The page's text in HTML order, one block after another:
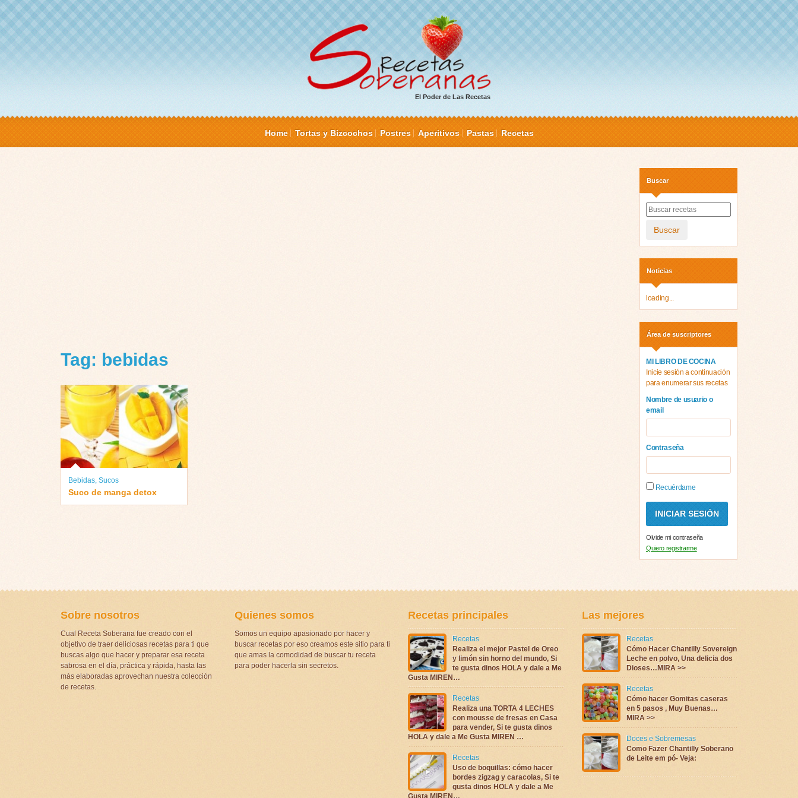
El Poder de Las Recetas
Home Tortas y Bizcochos Postres Aperitivos Pastas Recetas
Tag: bebidas
Bebidas Sucos
Suco de manga detox
Buscar
Buscar
Noticias
loading...
Área de suscriptores
MI LIBRO DE COCINA
Inicie sesión a continuación
para enumerar sus recetas
Nombre de usuario o
email
Contraseña
Recuérdame
Olvide mi contraseña
Quiero registrarme
Sobre nosotros
Cual Receta Soberana fue creado con el
objetivo de traer deliciosas recetas para ti que
buscas algo que hacer y preparar esa receta
sabrosa en el día, práctica y rápida, hasta las
más elaboradas aprovechan nuestra colección
de recetas.
Quienes somos
Somos un equipo apasionado por hacer y
buscar recetas por eso creamos este sitio para ti
que amas la comodidad de buscar tu receta
para poder hacerla sin secretos.
Recetas principales
Recetas
Realiza el mejor Pastel de Oreo
y limón sin horno del mundo, Si
te gusta dinos HOLA y dale a Me
Gusta MIREN…
Recetas
Realiza una TORTA 4 LECHES
con mousse de fresas en Casa
para vender, Si te gusta dinos
HOLA y dale a Me Gusta MIREN …
Recetas
Uso de boquillas: cómo hacer
bordes zigzag y caracolas, Si te
gusta dinos HOLA y dale a Me
Gusta MIREN…
Las mejores
Recetas
Cómo Hacer Chantilly Sovereign
Leche en polvo, Una delicia dos
Dioses…MIRA >>
Recetas
Cómo hacer Gomitas caseras
en 5 pasos , Muy Buenas…
MIRA >>
Doces e Sobremesas
Como Fazer Chantilly Soberano
de Leite em pó- Veja: